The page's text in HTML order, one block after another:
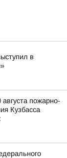
в
пожарно-
Кузбасса